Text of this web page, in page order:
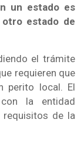
un estado es
estado de
el trámite
requieren que
perito local. El
la entidad
de la